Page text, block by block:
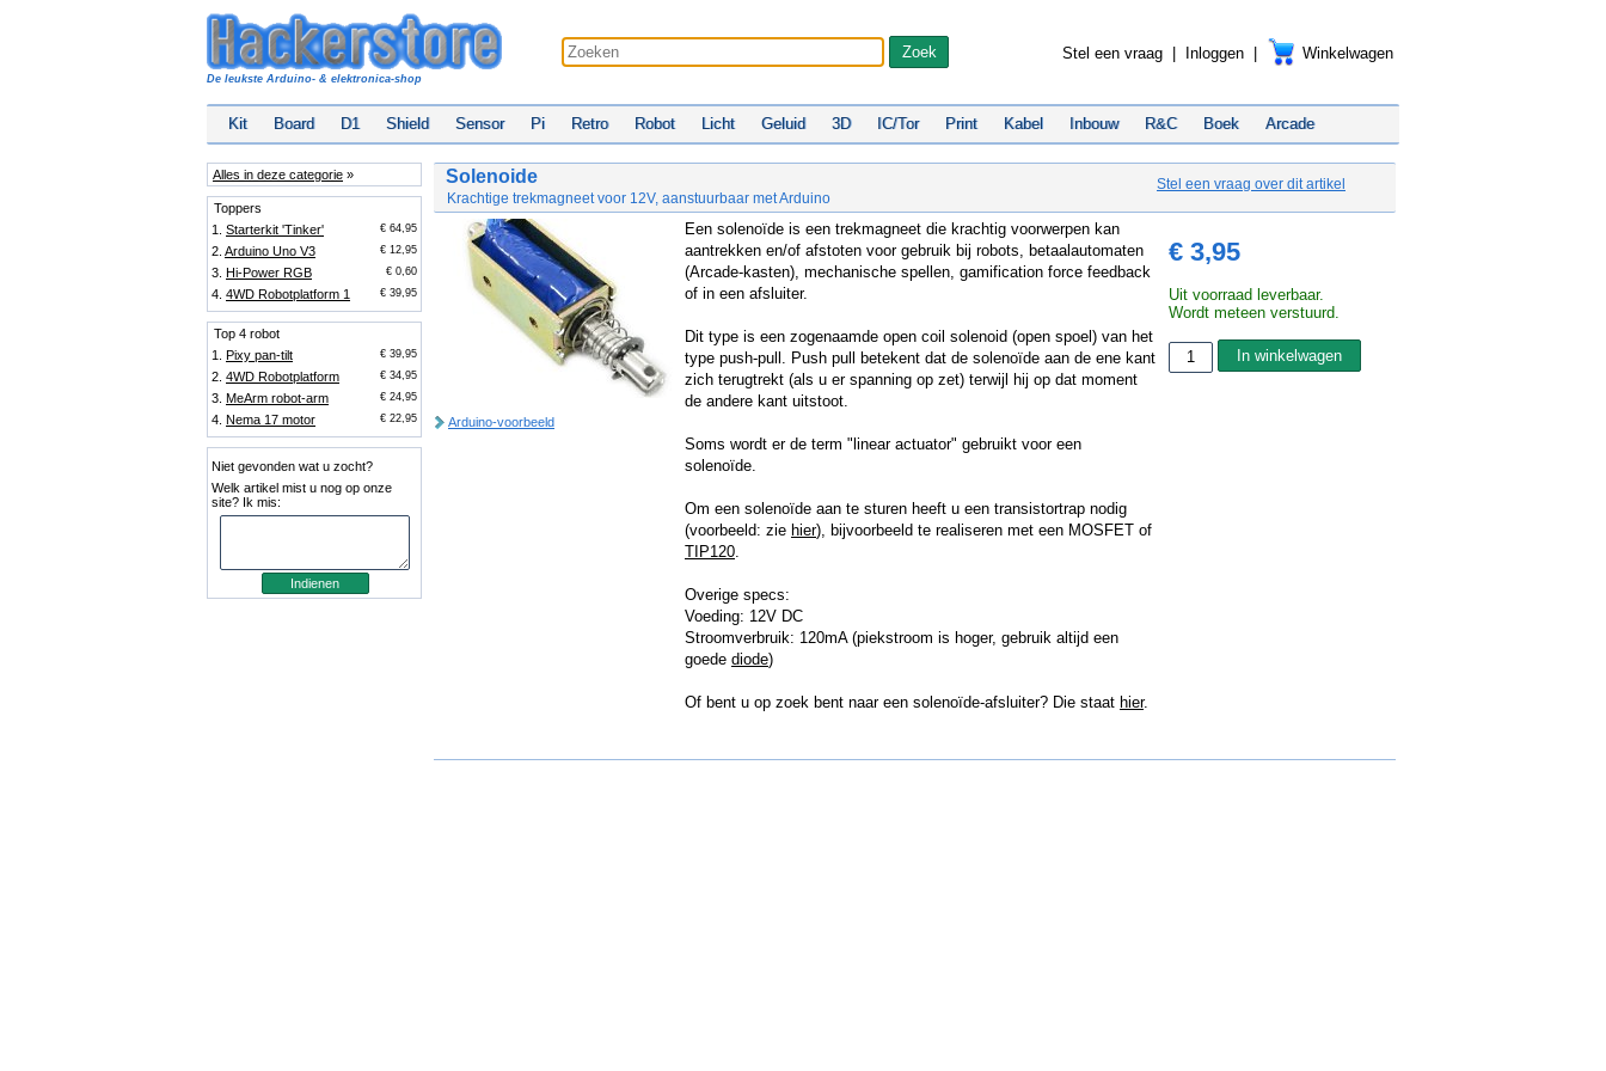
De leukste Arduino- & elektronica-shop
Stel een vraag Inloggen Winkelwagen
Kit Board D1 Shield Sensor Pi Retro Robot Licht Geluid 3D IC/Tor Print Kabel Inbouw R&C Boek Arcade
Alles in deze categorie »
Toppers
1. Starterkit 'Tinker' € 64,95
2. Arduino Uno V3 € 12,95
3. Hi-Power RGB € 0,60
4. 4WD Robotplatform 1 € 39,95
Top 4 robot
1. Pixy pan-tilt € 39,95
2. 4WD Robotplatform € 34,95
3. MeArm robot-arm € 24,95
4. Nema 17 motor € 22,95
Niet gevonden wat u zocht?
Welk artikel mist u nog op onze
site? Ik mis:
Solenoide
Krachtige trekmagneet voor 12V, aanstuurbaar met Arduino
Stel een vraag over dit artikel
Arduino-voorbeeld
Een solenoïde is een trekmagneet die krachtig voorwerpen kan
aantrekken en/of afstoten voor gebruik bij robots, betaalautomaten
(Arcade-kasten), mechanische spellen, gamification force feedback
of in een afsluiter.
Dit type is een zogenaamde open coil solenoid (open spoel) van het
type push-pull. Push pull betekent dat de solenoïde aan de ene kant
zich terugtrekt (als u er spanning op zet) terwijl hij op dat moment
de andere kant uitstoot.
Soms wordt er de term "linear actuator" gebruikt voor een
solenoïde.
Om een solenoïde aan te sturen heeft u een transistortrap nodig
(voorbeeld: zie hier), bijvoorbeeld te realiseren met een MOSFET of
TIP120.
Overige specs:
Voeding: 12V DC
Stroomverbruik: 120mA (piekstroom is hoger, gebruik altijd een
goede diode)
Of bent u op zoek bent naar een solenoïde-afsluiter? Die staat hier.
€ 3,95
Uit voorraad leverbaar.
Wordt meteen verstuurd.